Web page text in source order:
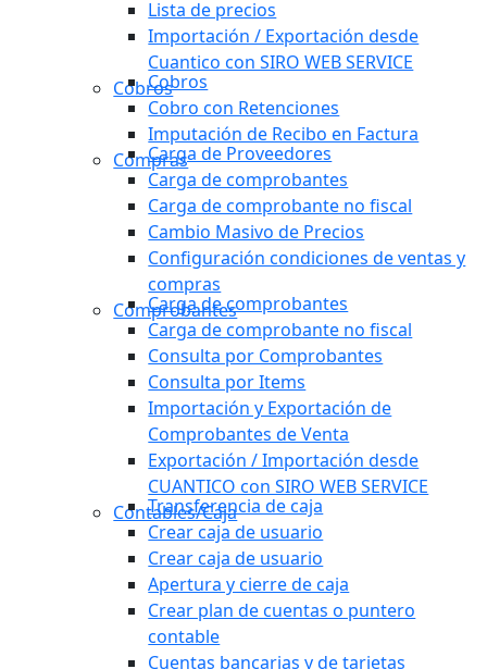
Lista de precios
Importación / Exportación desde
Cuantico con SIRO WEB SERVICE
CobrosCobros
Cobro con Retenciones
Imputación de Recibo en Factura
Compras
Carga de Proveedores
Carga de comprobantes
Carga de comprobante no fiscal
Cambio Masivo de Precios
Configuración condiciones de ventas y
compras
Comprobantes
Carga de comprobantes
Carga de comprobante no fiscal
Consulta por Comprobantes
Consulta por Items
Importación y Exportación de
Comprobantes de Venta
Exportación / Importación desde
CUANTICO con SIRO WEB SERVICE
Contables/Caja
Transferencia de caja
Crear caja de usuario
Crear caja de usuario
Apertura y cierre de caja
Crear plan de cuentas o puntero
contable
Cuentas bancarias y de tarjetas